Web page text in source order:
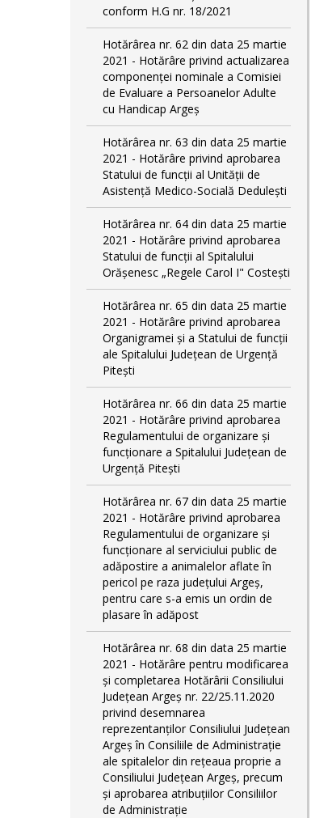
conform H.G nr. 18/2021
Hotărârea nr. 62 din data 25 martie
2021 - Hotărâre privind actualizarea
componenței nominale a Comisiei
de Evaluare a Persoanelor Adulte
cu Handicap Argeș
Hotărârea nr. 63 din data 25 martie
2021 - Hotărâre privind aprobarea
Statului de funcții al Unității de
Asistență Medico-Socială Dedulești
Hotărârea nr. 64 din data 25 martie
2021 - Hotărâre privind aprobarea
Statului de funcţii al Spitalului
Orășenesc „Regele Carol I" Costești
Hotărârea nr. 65 din data 25 martie
2021 - Hotărâre privind aprobarea
Organigramei și a Statului de funcții
ale Spitalului Județean de Urgență
Pitești
Hotărârea nr. 66 din data 25 martie
2021 - Hotărâre privind aprobarea
Regulamentului de organizare și
funcționare a Spitalului Județean de
Urgență Pitești
Hotărârea nr. 67 din data 25 martie
2021 - Hotărâre privind aprobarea
Regulamentului de organizare și
funcționare al serviciului public de
adăpostire a animalelor aflate în
pericol pe raza județului Argeș,
pentru care s-a emis un ordin de
plasare în adăpost
Hotărârea nr. 68 din data 25 martie
2021 - Hotărâre pentru modificarea
și completarea Hotărârii Consiliului
Judeţean Argeş nr. 22/25.11.2020
privind desemnarea
reprezentanților Consiliului Județean
Argeș în Consiliile de Administrație
ale spitalelor din rețeaua proprie a
Consiliului Județean Argeș, precum
și aprobarea atribuțiilor Consiliilor
de Administrație